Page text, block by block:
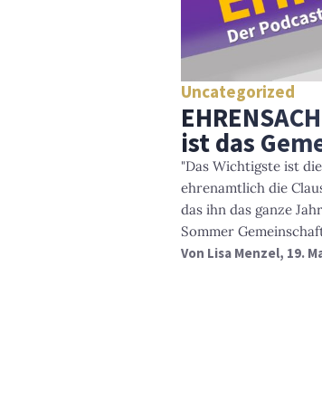
Uncategorized
ist das
"Das Wichtigste ist
ehrenamtlich die
das ihn das ganze
Sommer
Von Lisa Menzel, 19.